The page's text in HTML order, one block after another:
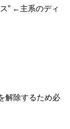
” ←主系のディ
解除するため必